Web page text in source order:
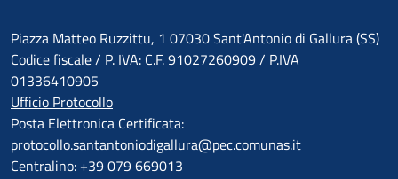
Piazza Matteo Ruzzittu, 1 07030 Sant'Antonio di Gallura (SS)
Codice fiscale / P. IVA: C.F. 91027260909 / P.IVA
01336410905
Ufficio Protocollo
Posta Elettronica Certificata:
protocollo.santantoniodigallura@pec.comunas.it
Centralino: +39 079 669013